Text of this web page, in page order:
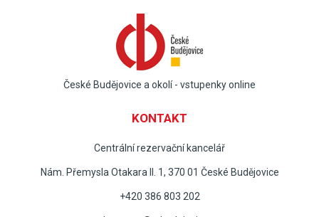
České Budějovice a okolí - vstupenky online
KONTAKT
Centrální rezervační kancelář
Nám. Přemysla Otakara II. 1, 370 01 České Budějovice
+420 386 803 202